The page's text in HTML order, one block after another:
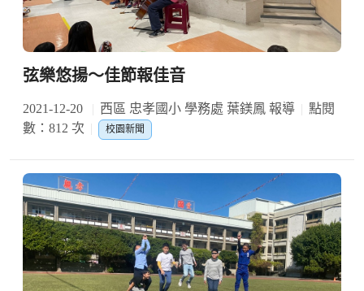
弦樂悠揚〜佳節報佳音
2021-12-20 西區 忠孝國小 學務處 葉鎂鳳 報導
點閱
數：812 次
校園新聞